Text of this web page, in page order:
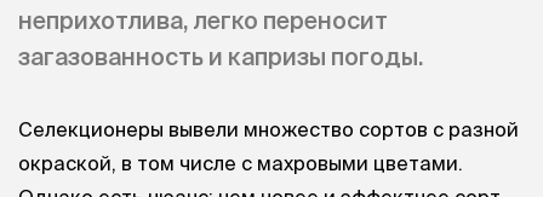
неприхотлива, легко переносит
загазованность и капризы погоды.
Селекционеры вывели множество сортов с разной
окраской, в том числе с махровыми цветами.